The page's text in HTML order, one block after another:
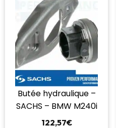
Butée hydraulique –
SACHS – BMW M240i
122,57€